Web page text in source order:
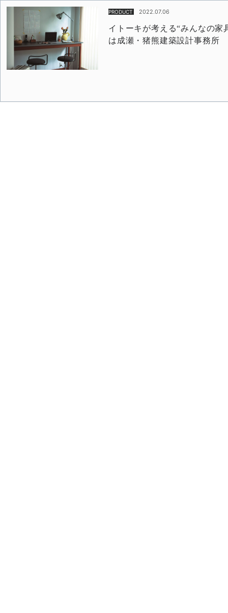
PRODUCT 2022.07.06
イトーキが考える“みんなの家
は成瀬・猪熊建築設計事務所